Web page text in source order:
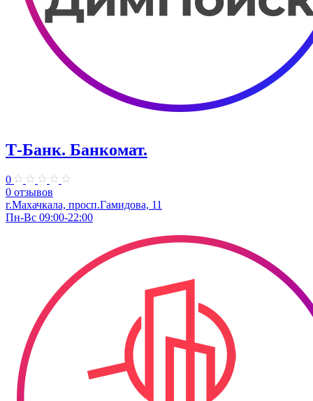
Т-Банк. ​Банкомат.
0
0 отзывов
г.Махачкала, просп.Гамидова, 11
Пн-Вс 09:00-22:00